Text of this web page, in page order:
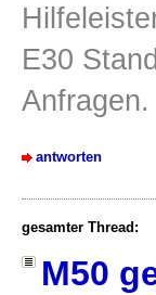
E30
Anfragen.
antworten
gesamter Thread:
M50